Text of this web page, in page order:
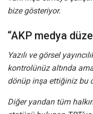
bize gösteriyor.
“AKP medya
Yazılı ve görsel
kontrolünüz altında
dönüp inşa ettiğiniz bu
Diğer yandan tüm